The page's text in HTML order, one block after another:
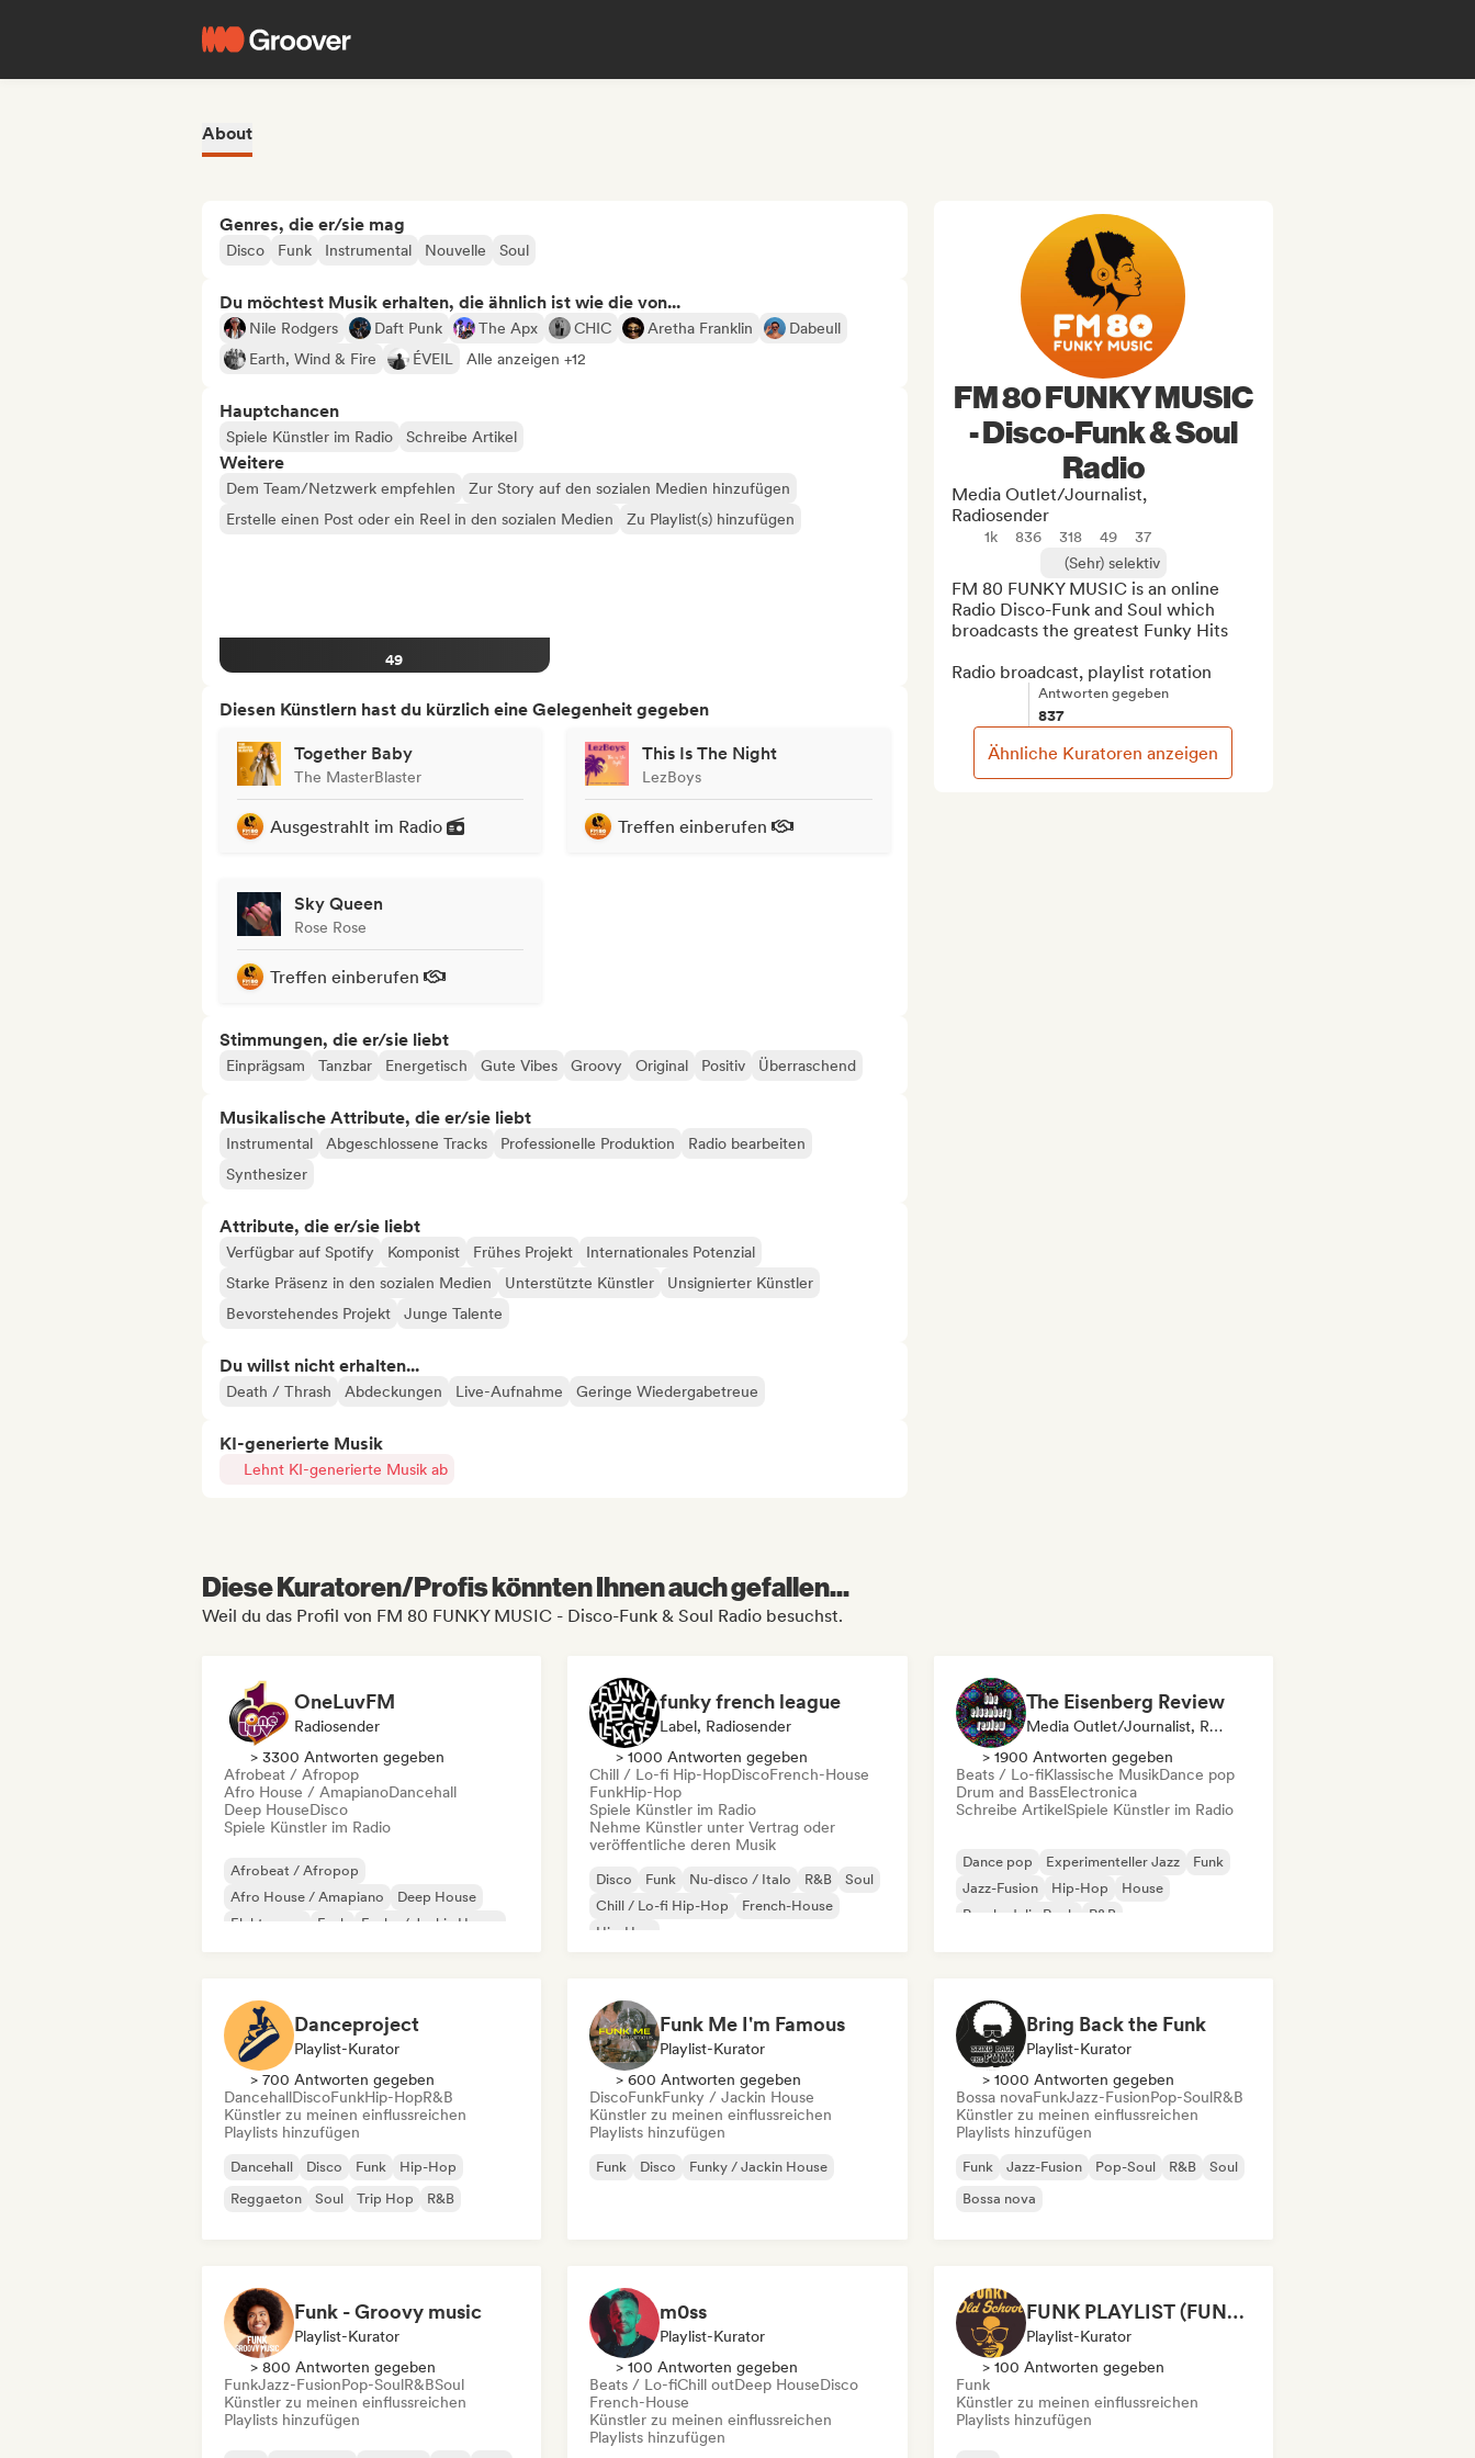
About
Genres, die er/sie mag
Disco Funk Instrumental Nouvelle Soul
Du möchtest Musik erhalten, die ähnlich ist wie die von...
Nile Rodgers Daft Punk The Apx CHIC Aretha Franklin
Dabeull
Earth, Wind & Fire
ÉVEIL Alle anzeigen +12
Hauptchancen
Spiele Künstler im Radio Schreibe Artikel
Weitere
Dem Team/Netzwerk empfehlen
Zur Story auf den sozialen Medien hinzufügen
Erstelle einen Post oder ein Reel in den sozialen Medien
Zu Playlist(s) hinzufügen
49
Diesen Künstlern hast du kürzlich eine Gelegenheit gegeben
Together Baby
The MasterBlaster
Ausgestrahlt im Radio
This Is The Night
LezBoys
Treffen einberufen
Sky Queen
Rose Rose
Treffen einberufen
Stimmungen, die er/sie liebt
Einprägsam Tanzbar Energetisch Gute Vibes Groovy Original Positiv Überraschend
Musikalische Attribute, die er/sie liebt
Instrumental Abgeschlossene Tracks Professionelle Produktion
Radio bearbeiten
Synthesizer
Attribute, die er/sie liebt
Verfügbar auf Spotify Komponist Frühes Projekt
Internationales Potenzial
Starke Präsenz in den sozialen Medien
Unterstützte Künstler
Unsignierter Künstler
Bevorstehendes Projekt
Junge Talente
Du willst nicht erhalten...
Death / Thrash Abdeckungen Live-Aufnahme Geringe Wiedergabetreue
KI-generierte Musik
Lehnt KI-generierte Musik ab
FM 80 FUNKY MUSIC
- Disco-Funk & Soul
Radio
Media Outlet/Journalist,
Radiosender
1k 836 318 49
37
(Sehr) selektiv
FM 80 FUNKY MUSIC is an online
Radio Disco-Funk and Soul which
broadcasts the greatest Funky Hits
Radio broadcast, playlist rotation
Antworten gegeben
837
Ähnliche Kuratoren anzeigen
Diese Kuratoren/Profis könnten Ihnen auch gefallen...
Weil du das Profil von FM 80 FUNKY MUSIC - Disco-Funk & Soul Radio besuchst.
OneLuvFM
Radiosender
> 3300 Antworten gegeben
Afrobeat / Afropop
Afro House / AmapianoDancehall
Deep HouseDisco
Spiele Künstler im Radio
Afrobeat / Afropop
Afro House / Amapiano
Deep House
Elektropop
Funk
Funky / Jackin House
funky french league
Label, Radiosender
> 1000 Antworten gegeben
Chill / Lo-fi Hip-HopDiscoFrench-House
FunkHip-Hop
Spiele Künstler im Radio
Nehme Künstler unter Vertrag oder
veröffentliche deren Musik
Disco Funk Nu-disco / Italo R&B
Soul
Chill / Lo-fi Hip-Hop
French-House
Hip-Hop
The Eisenberg Review
Media Outlet/Journalist, Radiosender
> 1900 Antworten gegeben
Beats / Lo-fiKlassische MusikDance pop
Drum and BassElectronica
Schreibe ArtikelSpiele Künstler im Radio
Dance pop Experimenteller Jazz
Funk
Jazz-Fusion
Hip-Hop
House
Psychedelic Rock
R&B
Danceproject
Playlist-Kurator
> 700 Antworten gegeben
DancehallDiscoFunkHip-HopR&B
Künstler zu meinen einflussreichen
Playlists hinzufügen
Dancehall Disco Funk
Hip-Hop
Reggaeton
Soul Trip Hop R&B
Funk Me I'm Famous
Playlist-Kurator
> 600 Antworten gegeben
DiscoFunkFunky / Jackin House
Künstler zu meinen einflussreichen
Playlists hinzufügen
Funk Disco Funky / Jackin House
Bring Back the Funk
Playlist-Kurator
> 1000 Antworten gegeben
Bossa novaFunkJazz-FusionPop-SoulR&B
Künstler zu meinen einflussreichen
Playlists hinzufügen
Funk Jazz-Fusion Pop-Soul R&B
Soul
Bossa nova
Funk - Groovy music
Playlist-Kurator
> 800 Antworten gegeben
FunkJazz-FusionPop-SoulR&BSoul
Künstler zu meinen einflussreichen
Playlists hinzufügen
m0ss
Playlist-Kurator
> 100 Antworten gegeben
Beats / Lo-fiChill outDeep HouseDisco
French-House
Künstler zu meinen einflussreichen
Playlists hinzufügen
FUNK PLAYLIST (FUNK A L'ANCIENNE)
Playlist-Kurator
> 100 Antworten gegeben
Funk
Künstler zu meinen einflussreichen
Playlists hinzufügen